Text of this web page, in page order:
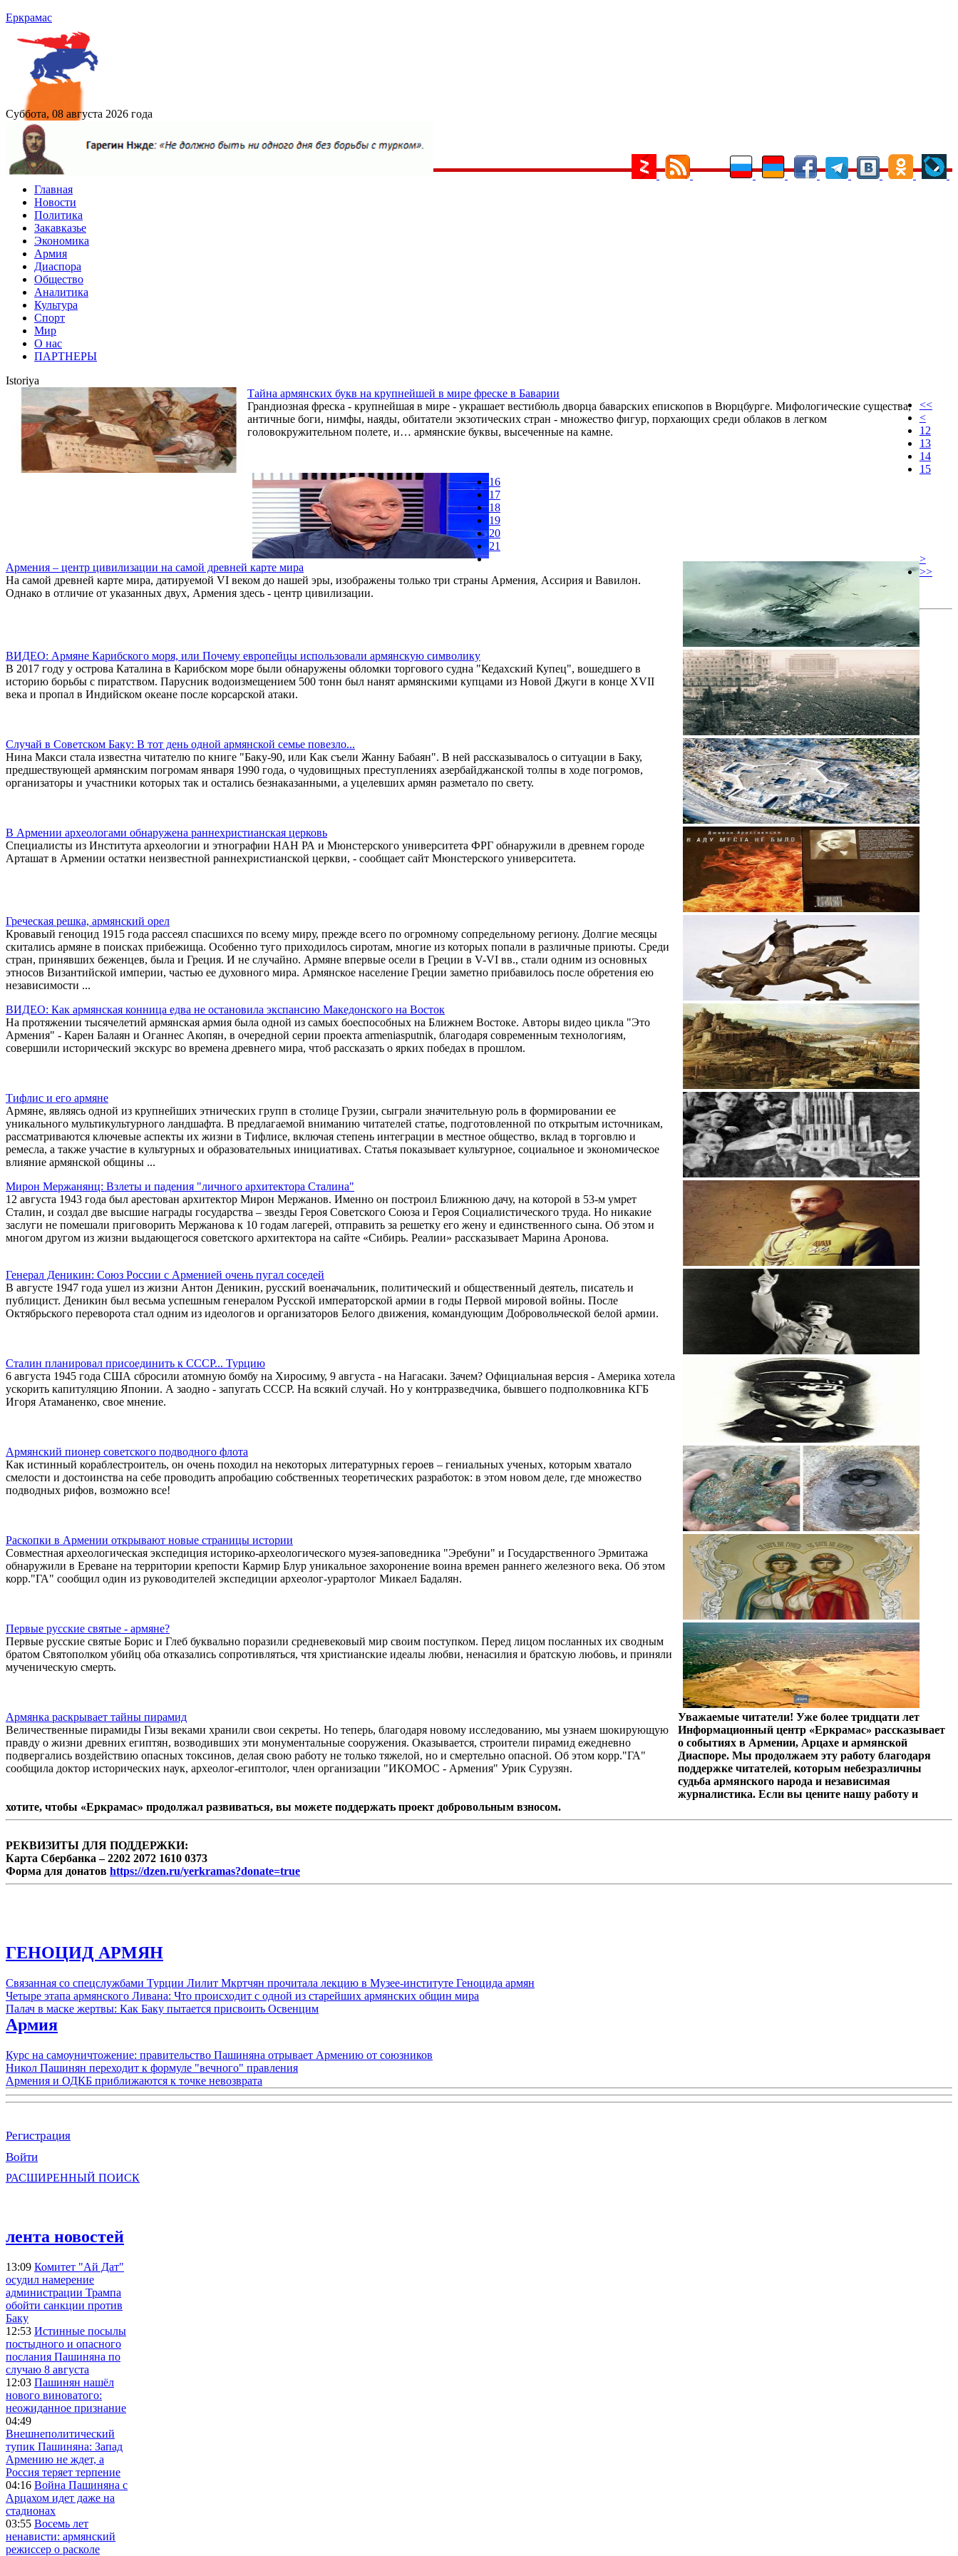
Еркрамас
Суббота, 08 августа 2026 года
Главная
Новости
Политика
Закавказье
Экономика
Армия
Диаспора
Общество
Аналитика
Культура
Спорт
Мир
О нас
ПАРТНЕРЫ
Istoriya
Тайна армянских букв на крупнейшей в мире фреске в Баварии
Грандиозная фреска - крупнейшая в мире - украшает вестибюль дворца баварских епископов в Вюрцбурге. Мифологические существа,
античные боги, нимфы, наяды, обитатели экзотических стран - множество фигур, порхающих среди облаков в легком
головокружительном полете, и… армянские буквы, высеченные на камне.
Армения – центр цивилизации на самой древней карте мира
На самой древней карте мира, датируемой VI веком до нашей эры, изображены только три страны Армения, Ассирия и Вавилон.
Однако в отличие от указанных двух, Армения здесь - центр цивилизации.
ВИДЕО: Армяне Карибского моря, или Почему европейцы использовали армянскую символику
В 2017 году у острова Каталина в Карибском море были обнаружены обломки торгового судна "Кедахский Купец", вошедшего в
историю борьбы с пиратством. Парусник водоизмещением 500 тонн был нанят армянскими купцами из Новой Джуги в конце XVII
века и пропал в Индийском океане после корсарской атаки.
Случай в Советском Баку: В тот день одной армянской семье повезло...
Нина Макси стала известна читателю по книге "Баку-90, или Как съели Жанну Бабаян". В ней рассказывалось о ситуации в Баку,
предшествующей армянским погромам января 1990 года, о чудовищных преступлениях азербайджанской толпы в ходе погромов,
организаторы и участники которых так и остались безнаказанными, а уцелевших армян разметало по свету.
В Армении археологами обнаружена раннехристианская церковь
Cпециалисты из Института археологии и этнографии НAH РА и Мюнстерского университета ФРГ обнаружили в древнем городе
Арташат в Армении остатки неизвестной раннехристианской церкви, - сообщает сайт Мюнстерского университета.
Греческая решка, армянский орел
Кровавый геноцид 1915 года рассеял спасшихся по всему миру, прежде всего по огромному сопредельному региону. Долгие месяцы
скитались армяне в поисках прибежища. Особенно туго приходилось сиротам, многие из которых попали в различные приюты. Среди
стран, принявших беженцев, была и Греция. И не случайно. Армяне впервые осели в Греции в V-VI вв., стали одним из основных
этносов Византийской империи, частью ее духовного мира. Армянское население Греции заметно прибавилось после обретения ею
независимости ...
ВИДЕО: Как армянская конница едва не остановила экспансию Македонского на Восток
На протяжении тысячелетий армянская армия была одной из самых боеспособных на Ближнем Востоке. Авторы видео цикла "Это
Армения" - Карен Балаян и Оганнес Акопян, в очередной серии проекта armeniasputnik, благодаря современным технологиям,
совершили исторический экскурс во времена древнего мира, чтоб рассказать о ярких победах в прошлом.
Тифлис и его армяне
Армяне, являясь одной из крупнейших этнических групп в столице Грузии, сыграли значительную роль в формировании ее
уникального мультикультурного ландшафта. В предлагаемой вниманию читателей статье, подготовленной по открытым источникам,
рассматриваются ключевые аспекты их жизни в Тифлисе, включая степень интеграции в местное общество, вклад в торговлю и
ремесла, а также участие в культурных и образовательных инициативах. Статья показывает культурное, социальное и экономическое
влияние армянской общины ...
Мирон Мержанянц: Взлеты и падения "личного архитектора Сталина"
12 августа 1943 года был арестован архитектор Мирон Мержанов. Именно он построил Ближнюю дачу, на которой в 53-м умрет
Сталин, и создал две высшие награды государства – звезды Героя Советского Союза и Героя Социалистического труда. Но никакие
заслуги не помешали приговорить Мержанова к 10 годам лагерей, отправить за решетку его жену и единственного сына. Об этом и
многом другом из жизни выдающегося советского архитектора на сайте «Сибирь. Реалии» рассказывает Марина Аронова.
Генерал Деникин: Союз России с Арменией очень пугал соседей
В августе 1947 года ушел из жизни Антон Деникин, русский военачальник, политический и общественный деятель, писатель и
публицист. Деникин был весьма успешным генералом Русской императорской армии в годы Первой мировой войны. После
Октябрьского переворота стал одним из идеологов и организаторов Белого движения, командующим Добровольческой белой армии.
Сталин планировал присоединить к СССР... Турцию
6 августа 1945 года США сбросили атомную бомбу на Хиросиму, 9 августа - на Нагасаки. Зачем? Официальная версия - Америка хотела
ускорить капитуляцию Японии. А заодно - запугать СССР. На всякий случай. Но у контрразведчика, бывшего подполковника КГБ
Игоря Атаманенко, свое мнение.
Армянский пионер советского подводного флота
Как истинный кораблестроитель, он очень походил на некоторых литературных героев – гениальных ученых, которым хватало
смелости и достоинства на себе проводить апробацию собственных теоретических разработок: в этом новом деле, где множество
подводных рифов, возможно все!
Раскопки в Армении открывают новые страницы истории
Совместная археологическая экспедиция историко-археологического музея-заповедника "Эребуни" и Государственного Эрмитажа
обнаружили в Ереване на территории крепости Кармир Блур уникальное захоронение воина времен раннего железного века. Об этом
корр."ГА" сообщил один из руководителей экспедиции археолог-урартолог Микаел Бадалян.
Первые русские святые - армяне?
Первые русские святые Борис и Глеб буквально поразили средневековый мир своим поступком. Перед лицом посланных их сводным
братом Святополком убийц оба отказались сопротивляться, чтя христианские идеалы любви, ненасилия и братскую любовь, и приняли
мученическую смерть.
Армянка раскрывает тайны пирамид
Величественные пирамиды Гизы веками хранили свои секреты. Но теперь, благодаря новому исследованию, мы узнаем шокирующую
правду о жизни древних египтян, возводивших эти монументальные сооружения. Оказывается, строители пирамид ежедневно
подвергались воздействию опасных токсинов, делая свою работу не только тяжелой, но и смертельно опасной. Об этом корр."ГА"
сообщила доктор исторических наук, археолог-египтолог, член организации "ИКОМОС - Армения" Урик Сурузян.
<<
<
12
13
14
15
16
17
18
19
20
21
>
>>
Уважаемые читатели! Уже более тридцати лет
Информационный центр «Еркрамас» рассказывает
о событиях в Армении, Арцахе и армянской
Диаспоре. Мы продолжаем эту работу благодаря
поддержке читателей, которым небезразличны
судьба армянского народа и независимая
журналистика. Если вы цените нашу работу и
хотите, чтобы «Еркрамас» продолжал развиваться, вы можете поддержать проект добровольным взносом.
РЕКВИЗИТЫ ДЛЯ ПОДДЕРЖКИ:
Карта Сбербанка – 2202 2072 1610 0373
Форма для донатов https://dzen.ru/yerkramas?donate=true
ГЕНОЦИД АРМЯН
Связанная со спецслужбами Турции Лилит Мкртчян прочитала лекцию в Музее-институте Геноцида армян
Четыре этапа армянского Ливана: Что происходит с одной из старейших армянских общин мира
Палач в маске жертвы: Как Баку пытается присвоить Освенцим
Армия
Курс на самоуничтожение: правительство Пашиняна отрывает Армению от союзников
Никол Пашинян переходит к формуле "вечного" правления
Армения и ОДКБ приближаются к точке невозврата
Регистрация
Войти
РАСШИРЕННЫЙ ПОИСК
лента новостей
13:09 Комитет "Ай Дат"
осудил намерение
администрации Трампа
обойти санкции против
Баку
12:53 Истинные посылы
постыдного и опасного
послания Пашиняна по
случаю 8 августа
12:03 Пашинян нашёл
нового виноватого:
неожиданное признание
04:49
Внешнеполитический
тупик Пашиняна: Запад
Армению не ждет, а
Россия теряет терпение
04:16 Война Пашиняна с
Арцахом идет даже на
стадионах
03:55 Восемь лет
ненависти: армянский
режиссер о расколе